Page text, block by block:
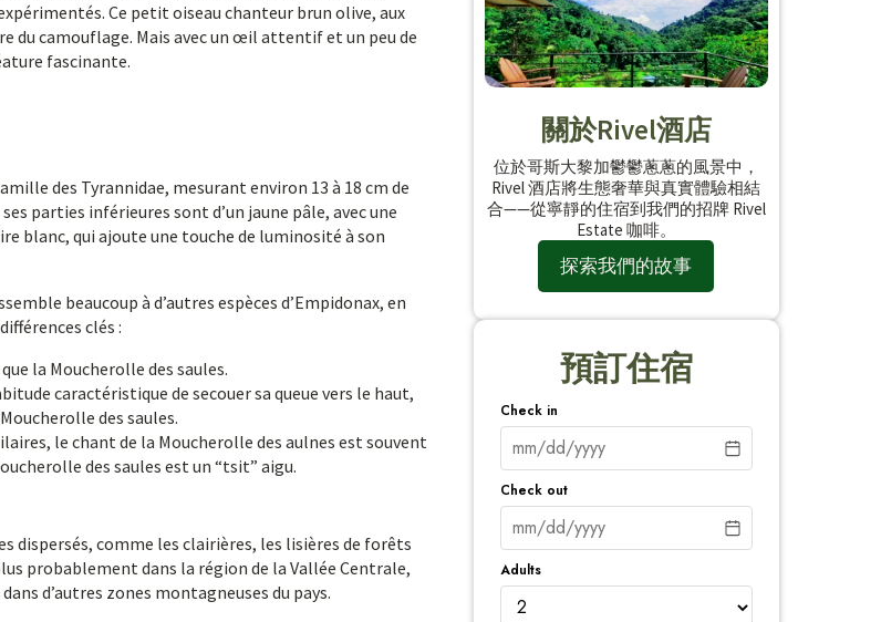
Ce petit oiseau chanteur brun olive, aux
du camouflage. Mais avec un œil attentif et un peu de
fascinante.
des Tyrannidae, mesurant environ 13 à 18 cm de
parties inférieures sont d’un jaune pâle, avec une
blanc, qui ajoute une touche de luminosité à son
beaucoup à d’autres espèces d’Empidonax, en
clés :
la Moucherolle des saules.
caractéristique de secouer sa queue vers le haut,
des saules.
le chant de la Moucherolle des aulnes est souvent
des saules est un “tsit” aigu.
dispersés, comme les clairières, les lisières de forêts
probablement dans la région de la Vallée Centrale,
d’autres zones montagneuses du pays.
關於Rivel酒店
位於哥斯大黎加鬱鬱蔥蔥的風景中，
Rivel 酒店將生態奢華與真實體驗相結
合——從寧靜的住宿到我們的招牌 Rivel
Estate 咖啡。
探索我們的故事
預訂住宿
Check in
Check out
Adults